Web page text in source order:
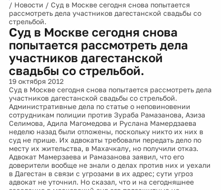
/ Новости / Суд в Москве сегодня снова попытается
рассмотреть дела участников дагестанской свадьбы со
стрельбой.
Суд в Москве сегодня снова
попытается рассмотреть дела
участников дагестанской
свадьбы со стрельбой.
19 октября 2012
Суд в Москве сегодня снова попытается рассмотреть дела
участников дагестанской свадьбы со стрельбой.
Административные дела по статье о неповиновении
сотрудникам полиции против Зураба Рамазанова, Азиза
Селимова, Адила Магомедова и Руслана Мамердзаева
неделю назад были отложены, поскольку никто их них в
суд не прише. Их адвокаты требовали передать дело по
месту их жительства, в Махачкалу, но получили отказ.
Адвокат Мамерзаева и Рамазанова заявил, что его
доверители вообще не знали о делах против них и уехали
в Дагестан в связи с угрозами в их адрес; сути угроз
адвокат не уточнил. Но сказал, что и на сегодняшнее